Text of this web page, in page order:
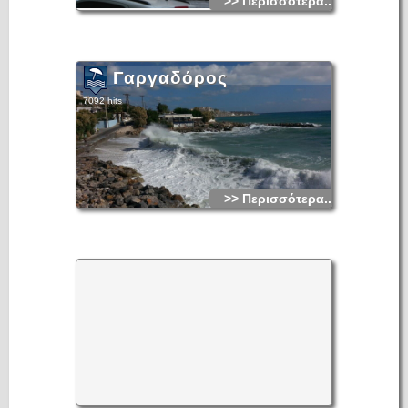
Γαργαδόρος
7092 hits
>> Περισσότερα...